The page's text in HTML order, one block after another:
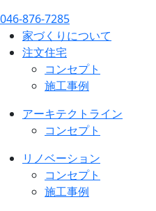
046-876-7285
家づくりについて
注文住宅
コンセプト
施工事例
アーキテクトライン
コンセプト
リノベーション
コンセプト
施工事例